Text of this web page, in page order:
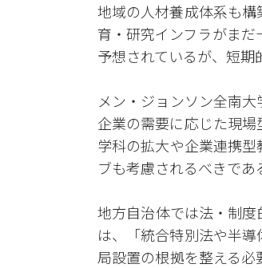
地域の人材養成体系も
育・研究インフラがま
予想されているが、短期
メン・ジョンソン全南
企業の需要に応じた現
学科の拡大や企業連携
ブも考慮されるべきであ
地方自治体では法・制
は、「統合特別法や半
局設置の根拠を整える